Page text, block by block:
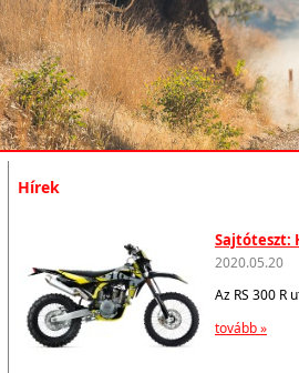
Hírek
Sajtóteszt:
2020.05.20
Az RS 300 R
tovább »